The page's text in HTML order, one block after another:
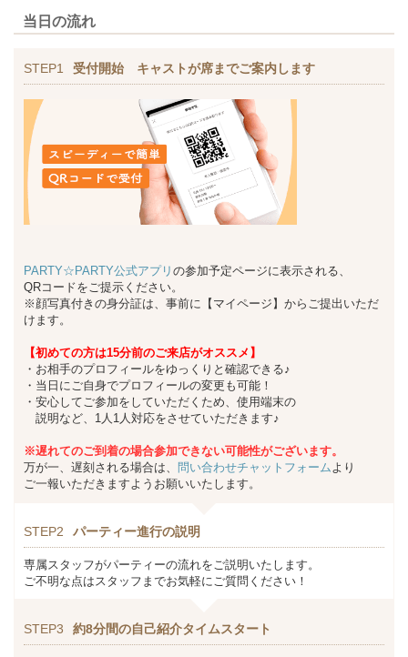
当日の流れ
STEP1 受付開始 キャストが席までご案内します
PARTY☆PARTY公式アプリ の参加予定ページに表示される、
QRコードをご提示ください。
※顔写真付きの身分証は、事前に【マイページ】からご提出いただ
けます。
【初めての方は15分前のご来店がオススメ】
・お相手のプロフィールをゆっくりと確認できる♪
・当日にご自身でプロフィールの変更も可能！
・安心してご参加をしていただくため、使用端末の
説明など、1人1人対応をさせていただきます♪
※遅れてのご到着の場合参加できない可能性がございます。
万が一、遅刻される場合は、 問い合わせチャットフォーム より
ご一報いただきますようお願いいたします。
STEP2 パーティー進行の説明
専属スタッフがパーティーの流れをご説明いたします。
ご不明な点はスタッフまでお気軽にご質問ください！
STEP3 約8分間の自己紹介タイムスタート